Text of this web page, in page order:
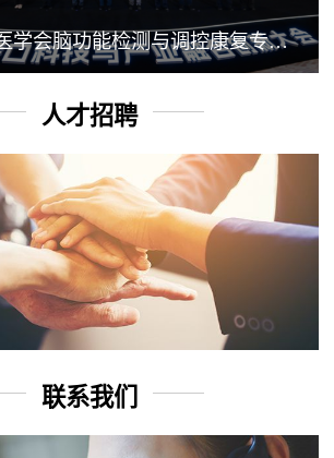
2026中国康复医学会脑功能检测与调控康复专业委员会学术年会丨脑客中国：脑机接口——EEG驱动TMS闭环调控工作坊
人才招聘
联系我们